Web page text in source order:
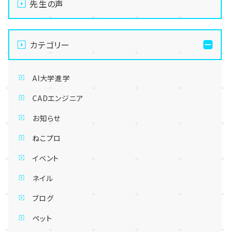
先生の声
カテゴリー
AI大学進学
CADエンジニア
お知らせ
ねこプロ
イベント
ネイル
ブログ
ペット